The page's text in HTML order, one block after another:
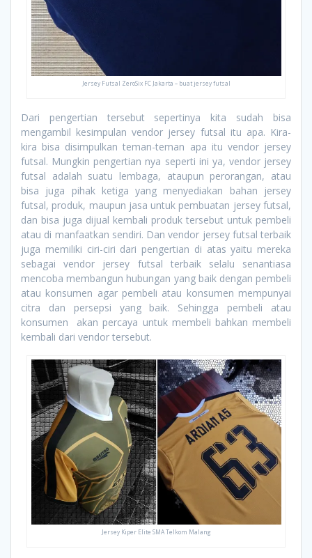
Jersey Futsal ZeroSix FC Jakarta – buat jersey futsal
Dari pengertian tersebut sepertinya kita sudah bisa
mengambil kesimpulan vendor jersey futsal itu apa. Kira-
kira bisa disimpulkan teman-teman apa itu vendor jersey
futsal. Mungkin pengertian nya seperti ini ya, vendor jersey
futsal adalah suatu lembaga, ataupun perorangan, atau
bisa juga pihak ketiga yang menyediakan bahan jersey
futsal, produk, maupun jasa untuk pembuatan jersey futsal,
dan bisa juga dijual kembali produk tersebut untuk pembeli
atau di manfaatkan sendiri. Dan vendor jersey futsal terbaik
juga memiliki ciri-ciri dari pengertian di atas yaitu mereka
sebagai vendor jersey futsal terbaik selalu senantiasa
mencoba membangun hubungan yang baik dengan pembeli
atau konsumen agar pembeli atau konsumen mempunyai
citra dan persepsi yang baik. Sehingga pembeli atau
konsumen akan percaya untuk membeli bahkan membeli
kembali dari vendor tersebut.
Jersey Kiper Elite SMA Telkom Malang